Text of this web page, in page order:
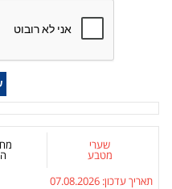
שערי
מטבע
תאריך עדכון:07.08.2026